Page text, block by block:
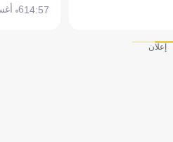
14:576 أغسطس 2026
إعلان